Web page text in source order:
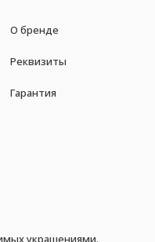
О бренде
украшениями.
Реквизиты
Гарантия